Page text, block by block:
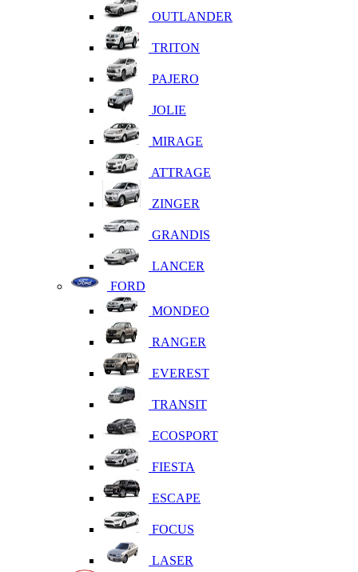
OUTLANDER
TRITON
PAJERO
JOLIE
MIRAGE
ATTRAGE
ZINGER
GRANDIS
LANCER
FORD
MONDEO
RANGER
EVEREST
TRANSIT
ECOSPORT
FIESTA
ESCAPE
FOCUS
LASER